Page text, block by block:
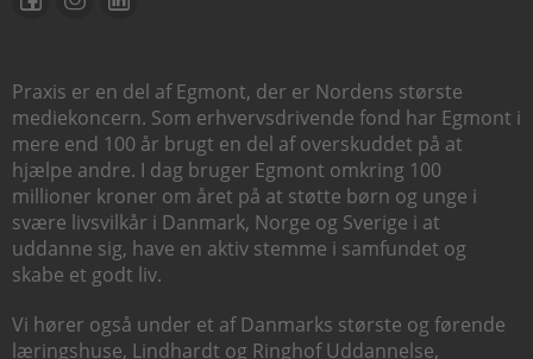
Praxis er en del af Egmont, der er Nordens største
mediekoncern. Som erhvervsdrivende fond har Egmont i
mere end 100 år brugt en del af overskuddet på at
hjælpe andre. I dag bruger Egmont omkring 100
millioner kroner om året på at støtte børn og unge i
svære livsvilkår i Danmark, Norge og Sverige i at
uddanne sig, have en aktiv stemme i samfundet og
skabe et godt liv.
Vi hører også under et af Danmarks største og førende
læringshuse, Lindhardt og Ringhof Uddannelse,